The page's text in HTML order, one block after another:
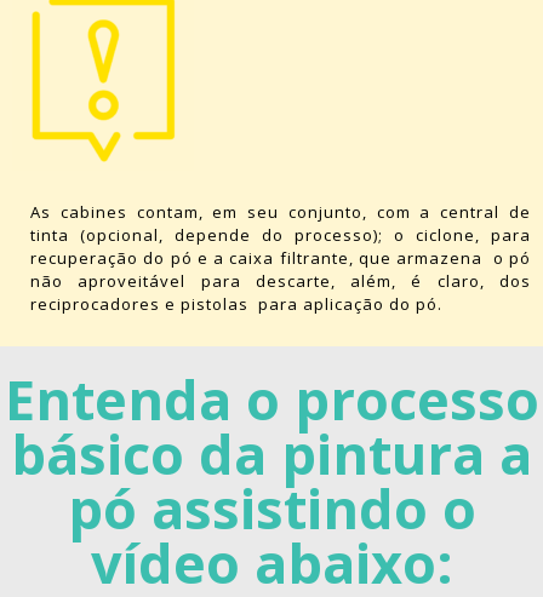
As cabines contam, em seu conjunto, com a central de
tinta (opcional, depende do processo); o ciclone, para
recuperação do pó e a caixa filtrante, que armazena o pó
não aproveitável para descarte, além, é claro, dos
reciprocadores e pistolas para aplicação do pó.
Entenda o processo
básico da pintura a
pó assistindo o
vídeo abaixo:​